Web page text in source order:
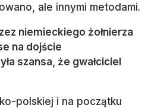
ale innymi metodami.
niemieckiego żołnierza
na dojście
szansa, że gwałciciel
polskiej i na początku